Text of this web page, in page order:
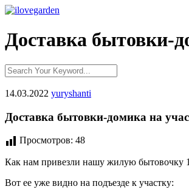
Доставка бытовки-
14.03.2022 yuryshanti
Доставка бытовки-домика на
Просмотров: 48
Как нам привезли нашу жилую бытовочку
Вот ее уже видно на подъезде к участку: